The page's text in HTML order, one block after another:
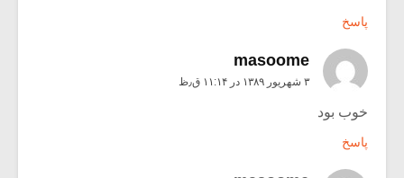
پاسخ
masoome
۳ شهریور ۱۳۸۹ در ۱۱:۱۴ ق٫ظ
خوب بود
پاسخ